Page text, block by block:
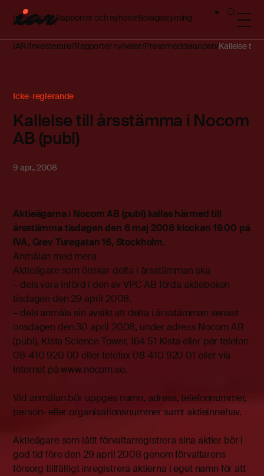
InvesterareRapporter och nyheterBolagsstyrning
IAR Investerare Rapporter nyheter Pressmeddelanden Kallelse till
Icke-reglerande
Kallelse till årsstämma i Nocom
AB (publ)
9 apr., 2008
Aktieägarna i Nocom AB (publ) kallas härmed till
årsstämma tisdagen den 6 maj 2008 klockan 19.00 på
IVA, Grev Turegatan 16, Stockholm.
Anmälan med mera
Aktieägare som önskar delta i årsstämman ska
– dels vara införd i den av VPC AB förda aktieboken
tisdagen den 29 april 2008,
– dels anmäla sin avsikt att delta i årsstämman senast
onsdagen den 30 april 2008, under adress Nocom AB
(publ), Kista Science Tower, 164 51 Kista eller per telefon
08-410 920 00 eller telefax 08-410 920 01 eller via
Internet på www.nocom.se.
Vid anmälan bör uppges namn, adress, telefonnummer,
person- eller organisationsnummer samt aktieinnehav.
Aktieägare som låtit förvaltarregistrera sina aktier bör i
god tid före den 29 april 2008 genom förvaltarens
försorg tillfälligt inregistrera aktierna i eget namn för att